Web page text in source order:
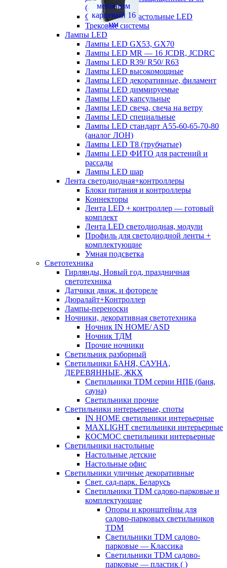
(аналог ЛСП)
Светильники настольные LED
Трековые системы
Лампы LED
Лампы LED GX53, GX70
Лампы LED MR — 16 JCDR, JCDRC
Лампы LED R39/ R50/ R63
Лампы LED высокомощные
Лампы LED декоративные, филамент
Лампы LED диммируемые
Лампы LED капсульные
Лампы LED свеча, свеча на ветру
Лампы LED специальные
Лампы LED стандарт А55-60-65-70-80
(аналог ЛОН)
Лампы LED Т8 (трубчатые)
Лампы LED ФИТО для растений и
рассады
Лампы LED шар
Лента светодиодная+контроллеры
Блоки питания и контроллеры
Коннекторы
Лента LED + контроллер — готовый
комплект
Лента LED светодиодная, модули
Профиль для светодиодной ленты +
комплектующие
Умная подсветка
Светотехника
Гирлянды, Новый год, праздничная
светотехника
Датчики движ. и фотореле
Дюралайт+Контроллер
Лампы-переноски
Ночники, декоративная светотехника
Ночник IN HOME/ ASD
Ночник ТДМ
Прочие ночники
Светильник разборный
Светильники БАНЯ, САУНА,
ДЕРЕВЯННЫЕ, ЖКХ
Светильники TDM серии НПБ (баня,
сауна)
Светильники прочие
Светильники интерьерные, споты
IN HOME светильники интерьерные
MAXLIGHT светильники интерьерные
КОСМОС светильники интерьерные
Светильники настольные
Настольные детские
Настольные офис
Светильники уличные декоративные
Свет. сад-парк. Беларусь
Светильники TDM садово-парковые и
комплектующие
Опоры и кронштейны для
садово-парковых светильников
TDM
Светильники TDM садово-
парковые — Классика
Светильники TDM садово-
парковые — пластик ( )